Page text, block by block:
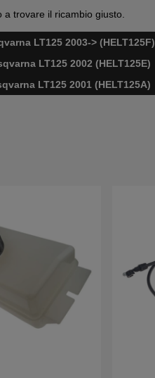
a trovare il ricambio giusto.
LT125 2003-> (HELT125F)
LT125 2002 (HELT125E)
LT125 2001 (HELT125A)